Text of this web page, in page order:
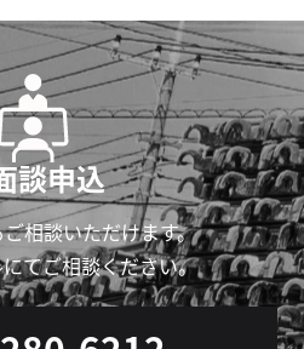
談申込
相談いただけます。
てご相談ください。